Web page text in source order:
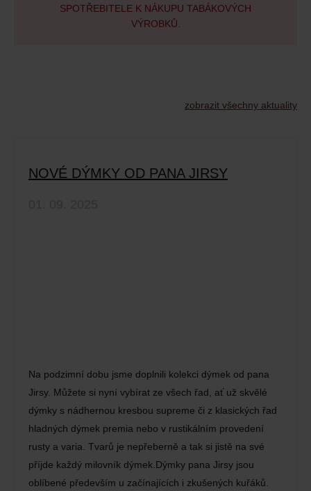
SPOTŘEBITELE K NÁKUPU TABÁKOVÝCH
VÝROBKŮ.
zobrazit všechny aktuality
NOVÉ DÝMKY OD PANA JIRSY
Na podzimní dobu jsme doplnili kolekci dýmek od pana
Jirsy. Můžete si nyní vybírat ze všech řad, ať už skvělé
dýmky s nádhernou kresbou supreme či z klasických řad
hladných dýmek premia nebo v rustikálním provedení
rusty a varia. Tvarů je nepřeberně a tak si jistě na své
příjde každý milovník dýmek.Dýmky pana Jirsy jsou
oblíbené především u začínajících i zkušených kuřáků.